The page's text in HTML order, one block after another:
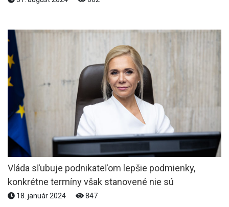
Vláda sľubuje podnikateľom lepšie podmienky,
konkrétne termíny však stanovené nie sú
18. január 2024 847